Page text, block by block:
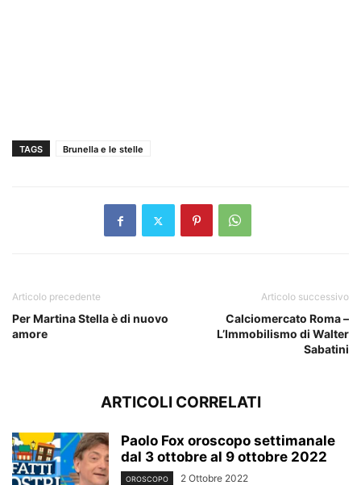
TAGS Brunella e le stelle
Articolo precedente
Per Martina Stella è di nuovo
amore
Articolo successivo
Calciomercato Roma –
L’Immobilismo di Walter
Sabatini
ARTICOLI CORRELATI
Paolo Fox oroscopo settimanale
dal 3 ottobre al 9 ottobre 2022
OROSCOPO 2 Ottobre 2022